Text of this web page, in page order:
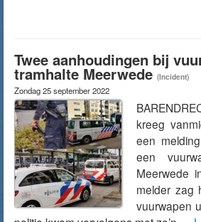
Twee aanhoudingen bij
tramhalte Meerwede (Incident)
Zondag 25 september 2022
kreeg
een
een
Meerwede
melder zag
vuurwapen